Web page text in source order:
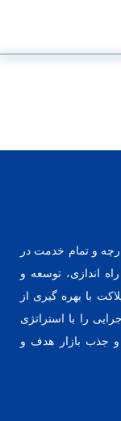
و تمام خدمت در
اندازی، توسعه و
با بهره گیری از
را با استراتژی
جذب بازار هدف و